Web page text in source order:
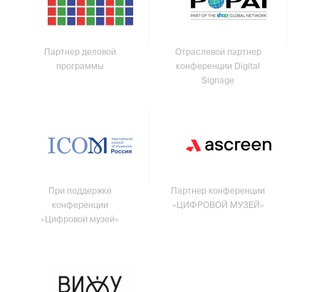
Партнер деловой
программы
Отраслевой партнер
конференции Digital
Signage
При поддержке
конференции
«Цифровой музей»
Партнер конференции
«ЦИФРОВОЙ МУЗЕЙ»